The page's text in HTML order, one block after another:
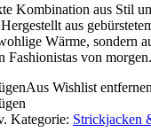
Kombination aus Stil
aus
Wärme, sondern
von morgen.
Aus Wishlist entfernen
Kategorie: Strickjacken